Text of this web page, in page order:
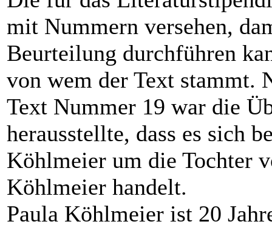
mit Nummern versehen,
Beurteilung durchführen
von wem der Text stammt.
Text Nummer 19 war die
herausstellte, dass es sich
Köhlmeier um die Tochter
Köhlmeier handelt.
Paula Köhlmeier ist 20